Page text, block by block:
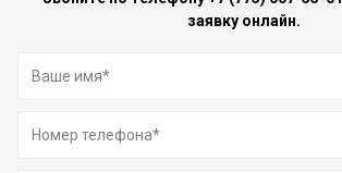
заявку онлайн.